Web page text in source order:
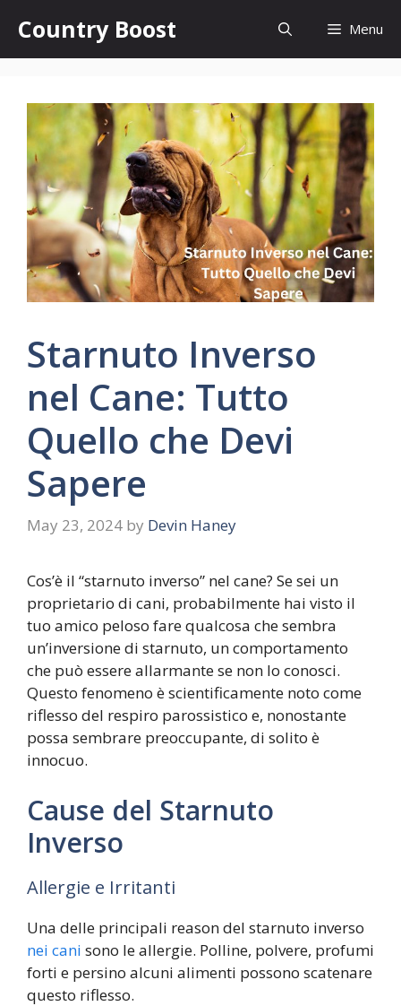
content
Country Boost Menu
Starnuto Inverso
nel Cane: Tutto
Quello che Devi
Sapere
May 23, 2024 by Devin Haney
Cos’è il “starnuto inverso” nel cane? Se sei un
proprietario di cani, probabilmente hai visto il
tuo amico peloso fare qualcosa che sembra
un’inversione di starnuto, un comportamento
che può essere allarmante se non lo conosci.
Questo fenomeno è scientificamente noto come
riflesso del respiro parossistico e, nonostante
possa sembrare preoccupante, di solito è
innocuo.
Cause del Starnuto
Inverso
Allergie e Irritanti
Una delle principali reason del starnuto inverso
nei cani sono le allergie. Polline, polvere, profumi
forti e persino alcuni alimenti possono scatenare
questo riflesso.